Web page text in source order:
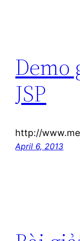
Demo
JSP
http://
April 6, 2013